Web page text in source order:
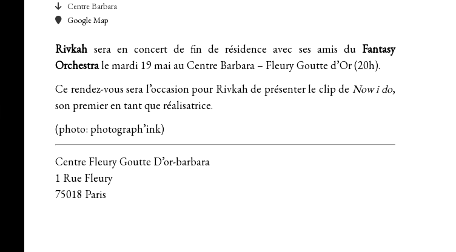
Centre Barbara
Google Map
Rivkah sera en concert de fin de résidence avec ses amis du Fantasy
Orchestrale mardi 19 mai auCentre Barbara – Fleury Goutte d’Or(20h).
Ce rendez-vous sera l’occasion pour Rivkah de présenter le clip de Now i do,
son premier en tant queréalisatrice.
(photo: photograph’ink)
Centre Fleury Goutte D’or-barbara
1 Rue Fleury
75018 Paris